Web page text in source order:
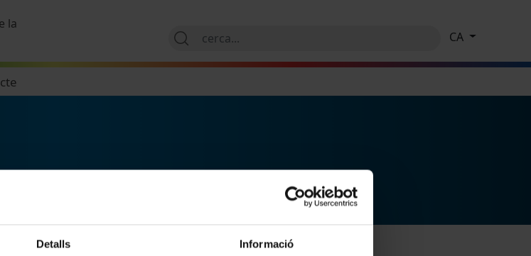
Detalls Informació
la
CA